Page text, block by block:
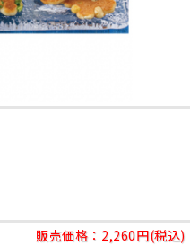
販売価格： 2,260円(税込)